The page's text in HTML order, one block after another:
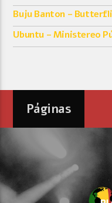
Buju Banton –
Ubuntu – Ministereo
Páginas